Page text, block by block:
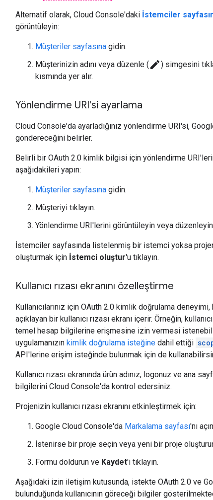
Alternatif olarak, Cloud Console'daki İstemciler
görüntüleyin:
Müşteriler sayfasına gidin.
Müşterinizin adını veya düzenle (create) simgesini
kısmında yer alır.
Yönlendirme URI'si ayarlama
Cloud Console'da ayarladığınız yönlendirme URI'si,
göndereceğini belirler.
Belirli bir OAuth 2.0 kimlik bilgisi için yönlendirme
aşağıdakileri yapın:
Müşteriler sayfasına gidin.
Müşteriyi tıklayın.
Yönlendirme URI'lerini görüntüleyin veya
İstemciler sayfasında listelenmiş bir istemci yoksa
oluşturmak için İstemci oluştur'u tıklayın.
Kullanıcı rızası ekranını özelleştirme
Kullanıcılarınız için OAuth 2.0 kimlik doğrulama deneyimi,
açıklayan bir kullanıcı rızası ekranı içerir. Örneğin,
temel hesap bilgilerine erişmesine izin vermesi
uygulamanızın kimlik doğrulama isteğine dahil ettiği
API'lerine erişim isteğinde bulunmak için de
Kullanıcı rızası ekranında ürün adınız, logonuz ve ana
bilgilerini Cloud Console'da kontrol edersiniz.
Projenizin kullanıcı rızası ekranını etkinleştirmek için:
Google Cloud Console'da Markalama sayfası'nı
İstenirse bir proje seçin veya yeni bir proje
Formu doldurun ve Kaydet'i tıklayın.
Aşağıdaki izin iletişim kutusunda, istekte OAuth 2.0 ve
bulunduğunda kullanıcının göreceği bilgiler